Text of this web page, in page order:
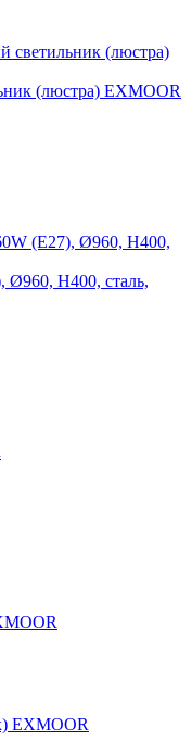
(люстра) EXMOOR
H400, сталь,
EXMOOR